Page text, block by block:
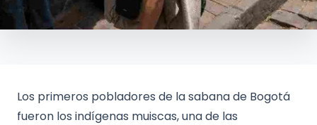
Los primeros pobladores de la sabana de Bogotá
fueron los indígenas muiscas, una de las